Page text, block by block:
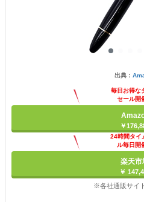
出典：
毎日お得な
セール開
￥
24時間タイ
ル毎日開
楽天市
￥
※各社通販サイ